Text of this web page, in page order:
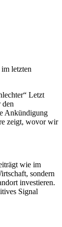
letzten
Letzt
den
Ankündigung
zeigt, wovor wir
wie im
sondern
investieren.
Signal